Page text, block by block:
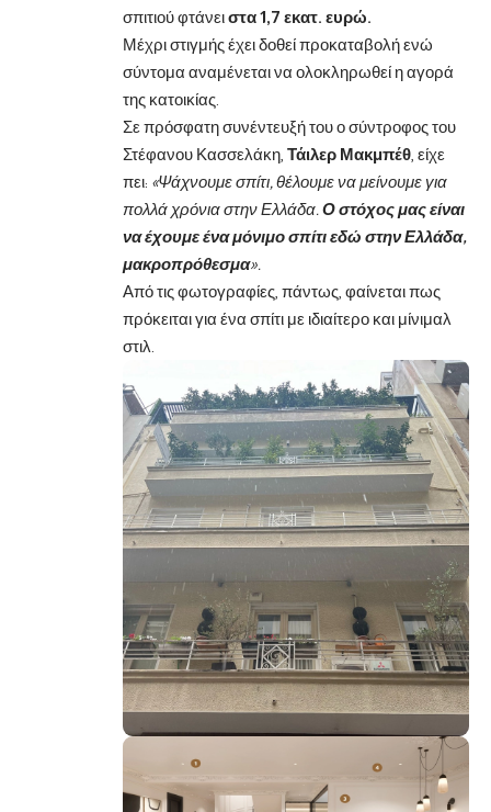
σπιτιού φτάνειστα 1,7 εκατ. ευρώ.
Μέχρι στιγμής έχει δοθεί προκαταβολή ενώ
σύντομα αναμένεται να ολοκληρωθεί η αγορά
της κατοικίας.
Σε πρόσφατη συνέντευξή του ο σύντροφος του
Στέφανου Κασσελάκη, Τάιλερ Μακμπέθ , είχε
πει: «Ψάχνουμε σπίτι, θέλουμε να μείνουμε για
πολλά χρόνια στην Ελλάδα. Ο στόχος μας είναι
να έχουμε ένα μόνιμο σπίτι εδώ στην Ελλάδα,
μακροπρόθεσμα».
Από τις φωτογραφίες, πάντως, φαίνεται πως
πρόκειται για ένα σπίτι με ιδιαίτερο και μίνιμαλ
στιλ.